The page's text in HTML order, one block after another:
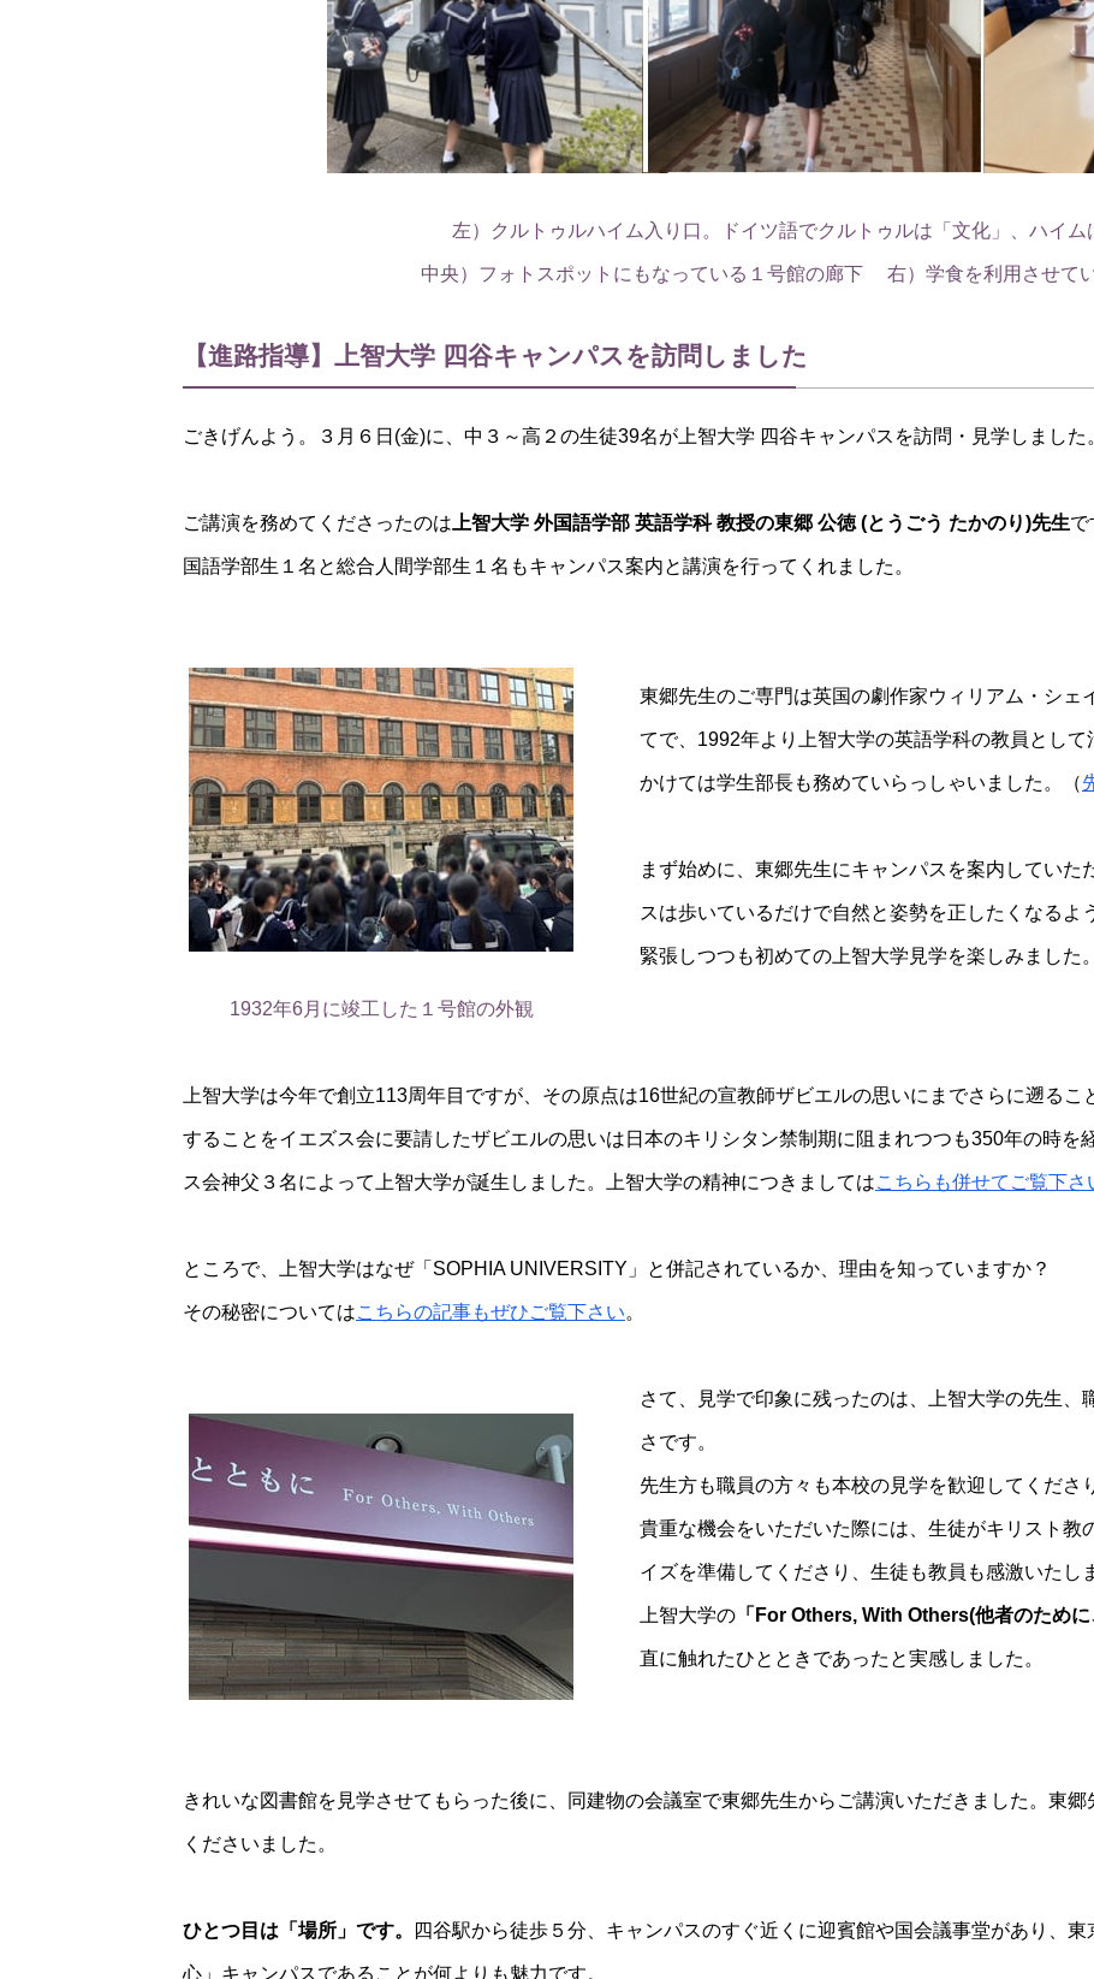
左）クルトゥルハイム入り口。ドイツ語でクルトゥルは「文化」、ハイム
中央）フォトスポットにもなっている１号館の廊下 右）学食を利用させて
【進路指導】上智大学 四谷キャンパスを訪問しました
ごきげんよう。３月６日(金)に、中３～高２の生徒39名が上智大学 四谷キャンパスを訪問・見学しました
ご講演を務めてくださったのは 上智大学 外国語学部 英語学科 教授の東郷 公徳 (とうごう たかのり)先生で
国語学部生１名と総合人間学部生１名もキャンパス案内と講演を行ってくれました。
1932年6月に竣工した１号館の外観
東郷先生のご専門は英国の劇作家ウィリアム・シェ
てで、1992年より上智大学の英語学科の教員とし
かけては学生部長も務めていらっしゃいました。（
まず始めに、東郷先生にキャンパスを案内してい
スは歩いているだけで自然と姿勢を正したくなるよ
緊張しつつも初めての上智大学見学を楽しみました。
上智大学は今年で創立113周年目ですが、その原点は16世紀の宣教師ザビエルの思いにまでさらに遡る
することをイエズス会に要請したザビエルの思いは日本のキリシタン禁制期に阻まれつつも350年の時を
ス会神父３名によって上智大学が誕生しました。上智大学の精神につきましてはこちらも併せてご覧下さ
ところで、上智大学はなぜ「SOPHIA UNIVERSITY」と併記されているか、理由を知っていますか？
その秘密についてはこちらの記事もぜひご覧下さい。
さて、見学で印象に残ったのは、上智大学の先生
さです。
先生方も職員の方々も本校の見学を歓迎してくださ
貴重な機会をいただいた際には、生徒がキリスト教
イズを準備してくださり、生徒も教員も感激いたし
上智大学の 「For Others, With Others(他者のために
直に触れたひとときであったと実感しました。
きれいな図書館を見学させてもらった後に、同建物の会議室で東郷先生からご講演いただきました。東
くださいました。
ひとつ目は「場所」です。 四谷駅から徒歩５分、キャンパスのすぐ近くに迎賓館や国会議事堂があり、
心」キャンパスであることが何よりも魅力です。